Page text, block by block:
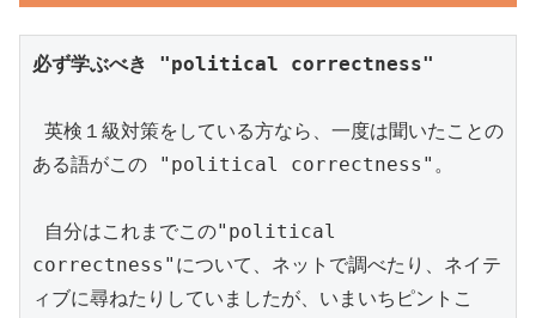
必ず学ぶべき "political correctness"
ある語がこの "political correctness"。
correctness"について、ネットで調べたり、ネイテ
ィブに尋ねたりしていましたが、いまいちピントこ